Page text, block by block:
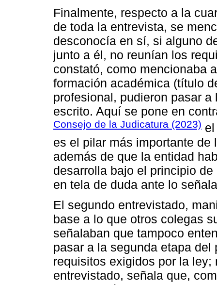
Finalmente, respecto a la
de toda la entrevista, se
desconocía en sí, si alguno
junto a él, no reunían los
constató, como mencionaba
formación académica (título
profesional, pudieron pasar
escrito. Aquí se pone en
Consejo de la Judicatura (2023)
es el pilar más importante
además de que la entidad
desarrolla bajo el principio
en tela de duda ante lo
El segundo entrevistado,
base a lo que otros colegas
señalaban que tampoco
pasar a la segunda etapa
requisitos exigidos por la
entrevistado, señala que,